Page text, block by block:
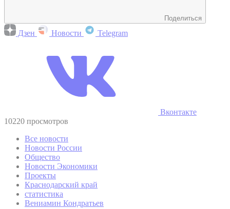
Поделиться
Дзен Новости Telegram
Вконтакте
10220 просмотров
Все новости
Новости России
Общество
Новости Экономики
Проекты
Краснодарский край
статистика
Вениамин Кондратьев